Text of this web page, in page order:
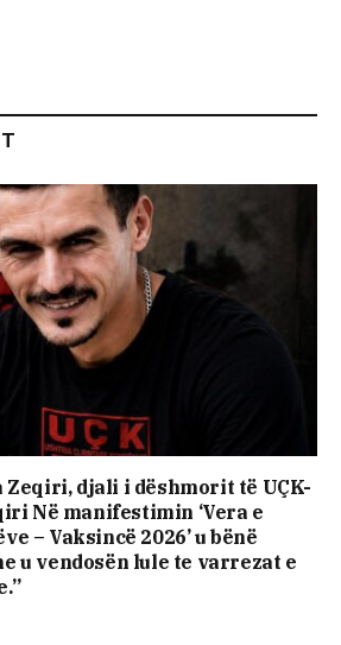
Zeqiri, djali i dëshmorit të UÇK-
Në manifestimin ‘Vera e
– Vaksincë 2026’ u bënë
u vendosën lule te varrezat e